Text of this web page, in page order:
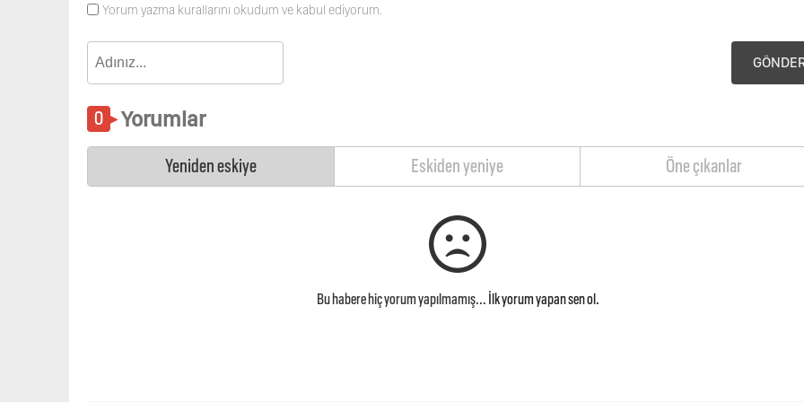
Yorum yazma kurallarını okudum ve kabul ediyorum.
Yorumlar
Yeniden eskiye Eskiden yeniye Öne çıkanlar
Bu habere hiç yorum yapılmamış... İlk yorum yapan sen ol.